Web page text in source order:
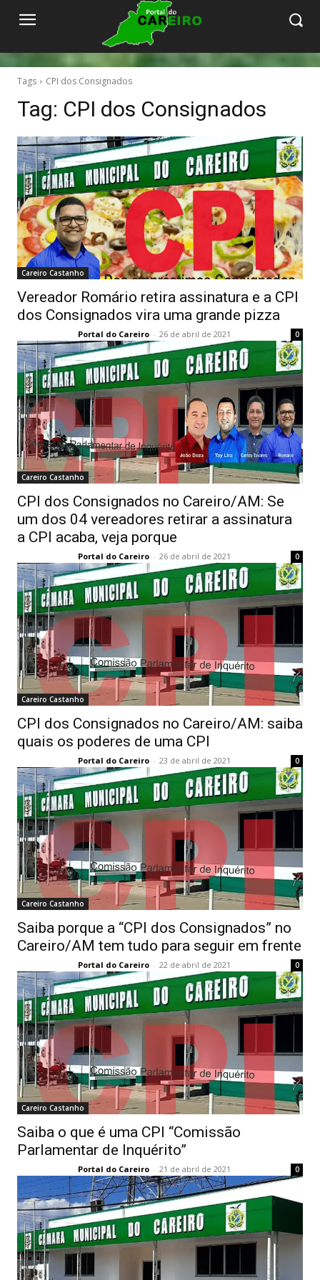
Tags CPI dos Consignados
Tag: CPI dos Consignados
Careiro Castanho
Vereador Romário retira assinatura e a CPI
dos Consignados vira uma grande pizza
Portal do Careiro - 26 de abril de 2021 0
Careiro Castanho
CPI dos Consignados no Careiro/AM: Se
um dos 04 vereadores retirar a assinatura
a CPI acaba, veja porque
Portal do Careiro - 26 de abril de 2021 0
Careiro Castanho
CPI dos Consignados no Careiro/AM: saiba
quais os poderes de uma CPI
Portal do Careiro - 23 de abril de 2021 0
Careiro Castanho
Saiba porque a “CPI dos Consignados” no
Careiro/AM tem tudo para seguir em frente
Portal do Careiro - 22 de abril de 2021 0
Careiro Castanho
Saiba o que é uma CPI “Comissão
Parlamentar de Inquérito”
Portal do Careiro - 21 de abril de 2021 0